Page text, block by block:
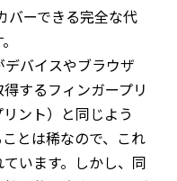
バーできる完全な代
バイスやブラウザ
するフィンガープリ
ント）と同じよう
とは稀なので、これ
います。しかし、同